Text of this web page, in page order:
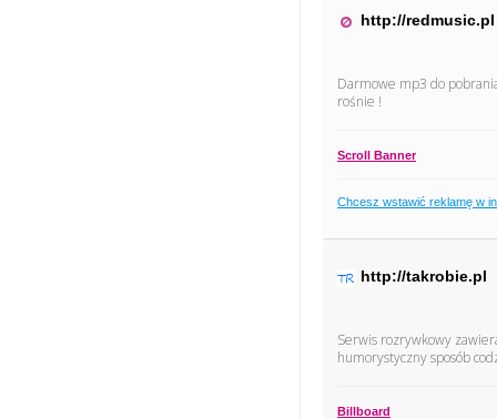
http://redmusic.pl
Darmowe mp3 do
rośnie !
Scroll Banner
Chcesz wstawić reklamę w
http://takrobie.pl
Serwis rozrywkowy
humorystyczny sposób
Billboard